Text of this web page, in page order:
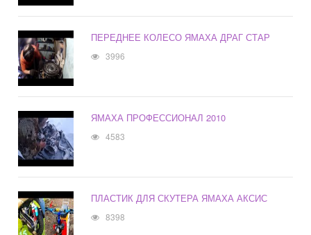
ПЕРЕДНЕЕ КОЛЕСО ЯМАХА ДРАГ СТАР
3996
ЯМАХА ПРОФЕССИОНАЛ 2010
4583
ПЛАСТИК ДЛЯ СКУТЕРА ЯМАХА АКСИС
8398